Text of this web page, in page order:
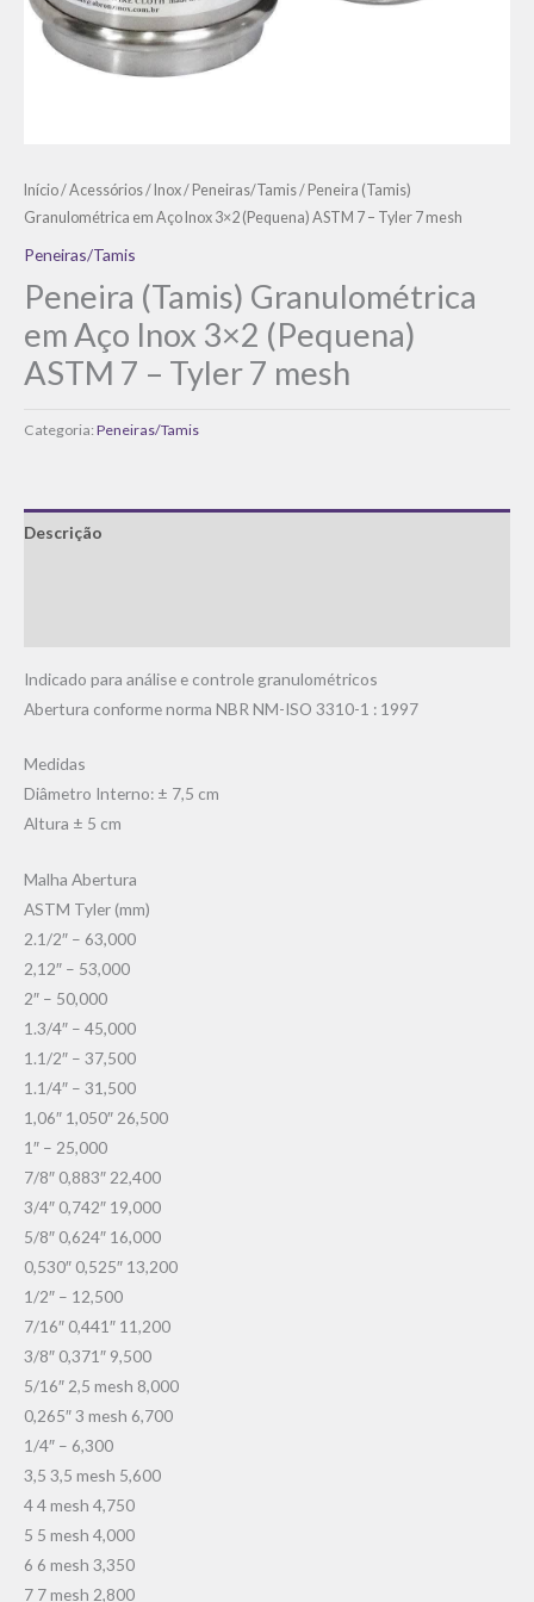
Início/Acessórios/ Inox/ Peneiras/Tamis/ Peneira (Tamis)
Granulométrica em Aço Inox 3×2 (Pequena) ASTM 7 – Tyler 7 mesh
Peneiras/Tamis
Peneira (Tamis) Granulométrica
em Aço Inox 3×2 (Pequena)
ASTM 7 – Tyler 7 mesh
Categoria: Peneiras/Tamis
Descrição
Indicado para análise e controle granulométricos
Abertura conforme norma NBR NM-ISO 3310-1 : 1997
Medidas
Diâmetro Interno: ± 7,5 cm
Altura ± 5 cm
Malha Abertura
ASTM Tyler (mm)
2.1/2″ – 63,000
2,12″ – 53,000
2″ – 50,000
1.3/4″ – 45,000
1.1/2″ – 37,500
1.1/4″ – 31,500
1,06″ 1,050″ 26,500
1″ – 25,000
7/8″ 0,883″ 22,400
3/4″ 0,742″ 19,000
5/8″ 0,624″ 16,000
0,530″ 0,525″ 13,200
1/2″ – 12,500
7/16″ 0,441″ 11,200
3/8″ 0,371″ 9,500
5/16″ 2,5 mesh 8,000
0,265″ 3 mesh 6,700
1/4″ – 6,300
3,5 3,5 mesh 5,600
4 4 mesh 4,750
5 5 mesh 4,000
6 6 mesh 3,350
7 7 mesh 2,800